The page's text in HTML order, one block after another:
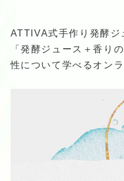
ATTIVA式手作り発酵ジ
「発酵ジュース＋香り
性について学べるオン